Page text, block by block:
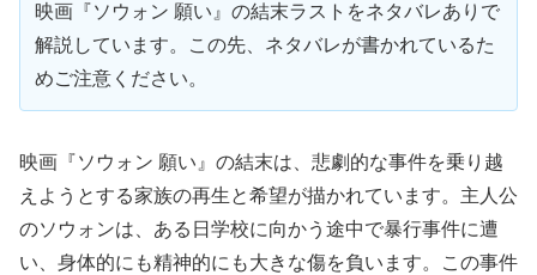
映画『ソウォン 願い』の結末ラストをネタバレありで
解説しています。この先、ネタバレが書かれているた
めご注意ください。
映画『ソウォン 願い』の結末は、悲劇的な事件を乗り越
えようとする家族の再生と希望が描かれています。主人公
のソウォンは、ある日学校に向かう途中で暴行事件に遭
い、身体的にも精神的にも大きな傷を負います。この事件